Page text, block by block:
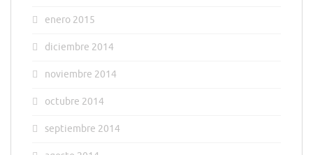
enero 2015
diciembre 2014
noviembre 2014
octubre 2014
septiembre 2014